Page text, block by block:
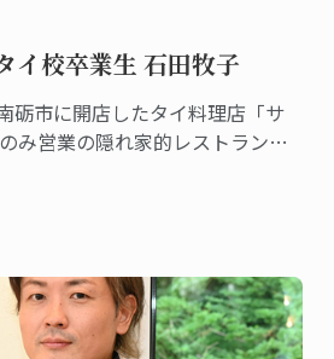
イ校卒業生 石田牧子
砺市に開店したタイ料理店「サ
み営業の隠れ家的レストランに
ちろん、遠くから足を延ばす人